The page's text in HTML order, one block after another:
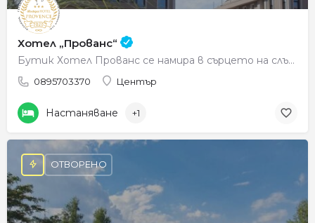
Хотел „Прованс“
Бутик Хотел Прованс се намира в сърцето на слънчев Петрич, в уханната прегръдка на планина Беласица. С…
0895703370 Център
Настаняване +1
ОТВОРЕНО